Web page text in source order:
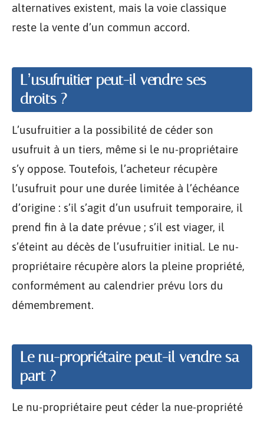
alternatives existent, mais la voie classique
reste la vente d’un commun accord.
L’usufruitier peut-il vendre ses
droits ?
L’usufruitier a la possibilité de céder son
usufruit à un tiers, même si le nu-propriétaire
s’y oppose. Toutefois, l’acheteur récupère
l’usufruit pour une durée limitée à l’échéance
d’origine : s’il s’agit d’un usufruit temporaire, il
prend fin à la date prévue ; s’il est viager, il
s’éteint au décès de l’usufruitier initial. Le nu-
propriétaire récupère alors la pleine propriété,
conformément au calendrier prévu lors du
démembrement.
Le nu-propriétaire peut-il vendre sa
part ?
Le nu-propriétaire peut céder la nue-propriété